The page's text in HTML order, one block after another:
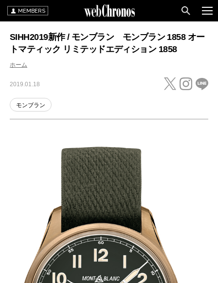
MEMBERS
SIHH2019新作 / モンブラン モンブラン 1858 オー
トマティック リミテッドエディション 1858
ホーム
2019.01.18
モンブラン